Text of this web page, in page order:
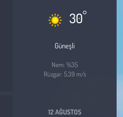
30°
Güneşli
Nem: %35
Rüzgar: 5.39 m/s
12 AĞUSTOS